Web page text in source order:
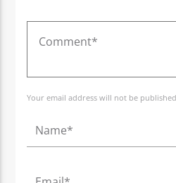
Your email address will not be